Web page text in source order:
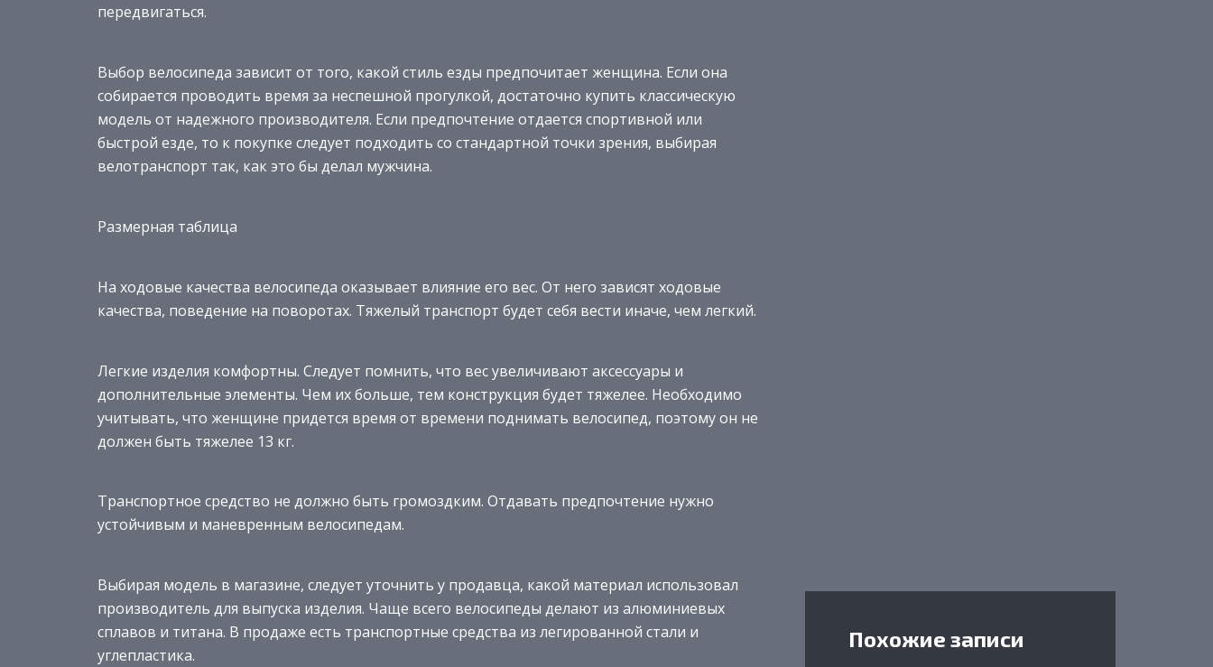
передвигаться.
Выбор велосипеда зависит от того, какой стиль езды предпочитает женщина. Если она
собирается проводить время за неспешной прогулкой, достаточно купить классическую
модель от надежного производителя. Если предпочтение отдается спортивной или
быстрой езде, то к покупке следует подходить со стандартной точки зрения, выбирая
велотранспорт так, как это бы делал мужчина.
Размерная таблица
На ходовые качества велосипеда оказывает влияние его вес. От него зависят ходовые
качества, поведение на поворотах. Тяжелый транспорт будет себя вести иначе, чем легкий.
Легкие изделия комфортны. Следует помнить, что вес увеличивают аксессуары и
дополнительные элементы. Чем их больше, тем конструкция будет тяжелее. Необходимо
учитывать, что женщине придется время от времени поднимать велосипед, поэтому он не
должен быть тяжелее 13 кг.
Транспортное средство не должно быть громоздким. Отдавать предпочтение нужно
устойчивым и маневренным велосипедам.
Выбирая модель в магазине, следует уточнить у продавца, какой материал использовал
производитель для выпуска изделия. Чаще всего велосипеды делают из алюминиевых
сплавов и титана. В продаже есть транспортные средства из легированной стали и
углепластика.
Похожие записи